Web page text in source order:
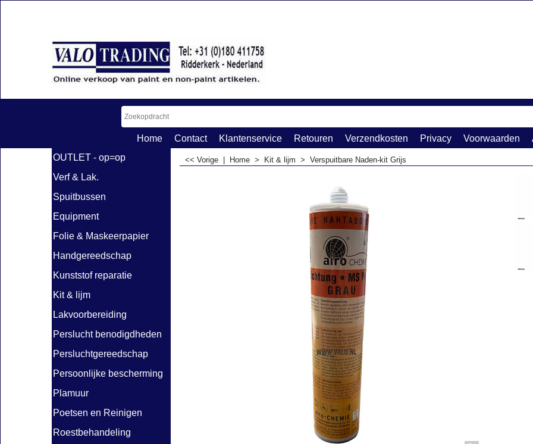
Home Contact Klantenservice Retouren Verzendkosten Privacy Voorwaarden
OUTLET - op=op
Verf & Lak.
Spuitbussen
Equipment
Folie & Maskeerpapier
Handgereedschap
Kunststof reparatie
Kit & lijm
Lakvoorbereiding
Perslucht benodigdheden
Persluchtgereedschap
Persoonlijke bescherming
Plamuur
Poetsen en Reinigen
Roestbehandeling
<< Vorige Home > Kit & lijm > Verspuitbare Naden-kit Grijs